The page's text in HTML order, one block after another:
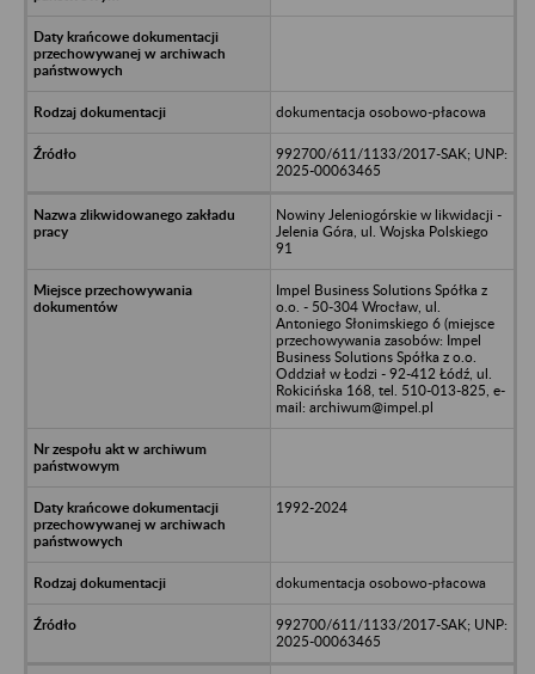
dokumentacja osobowo-płacowa
992700/611/1133/2017-SAK; UNP:
2025-00063465
Nowiny Jeleniogórskie w likwidacji -
Jelenia Góra, ul. Wojska Polskiego
91
Impel Business Solutions Spółka z
o.o. - 50-304 Wrocław, ul.
Antoniego Słonimskiego 6 (miejsce
przechowywania zasobów: Impel
Business Solutions Spółka z o.o.
Oddział w Łodzi - 92-412 Łódź, ul.
Rokicińska 168, tel. 510-013-825, e-
mail: archiwum@impel.pl
1992-2024
dokumentacja osobowo-płacowa
992700/611/1133/2017-SAK; UNP:
2025-00063465